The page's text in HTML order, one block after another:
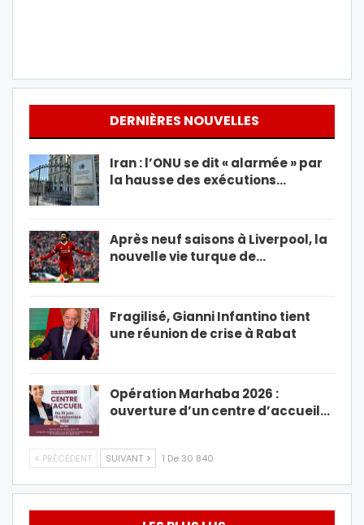
DERNIÈRES NOUVELLES
Iran : l’ONU se dit « alarmée » par
la hausse des exécutions…
Après neuf saisons à Liverpool, la
nouvelle vie turque de…
Fragilisé, Gianni Infantino tient
une réunion de crise à Rabat
Opération Marhaba 2026 :
ouverture d’un centre d’accueil…
PRÉCÉDENT SUIVANT 1 De 30 840